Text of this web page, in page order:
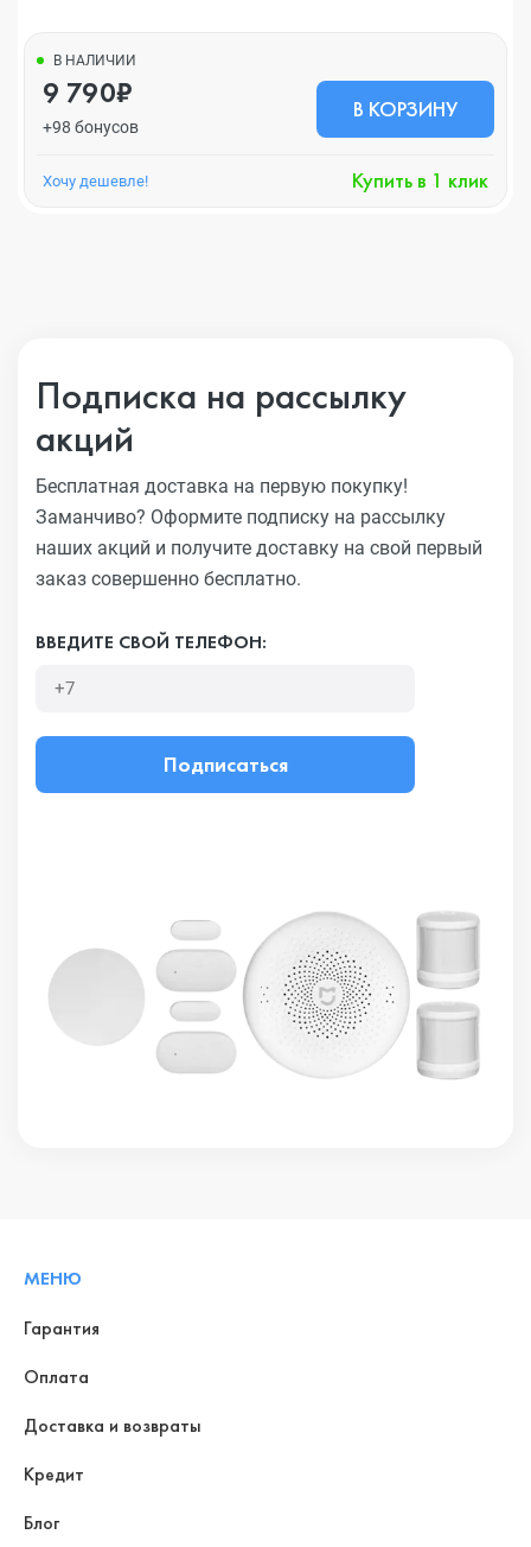
В НАЛИЧИИ
9 790₽
+98 бонусов
В КОРЗИНУ
Хочу дешевле! Купить в 1 клик
Подписка на рассылку
акций
Бесплатная доставка на первую покупку!
Заманчиво? Оформите подписку на рассылку
наших акций и получите доставку на свой первый
заказ совершенно бесплатно.
ВВЕДИТЕ СВОЙ ТЕЛЕФОН:
Подписаться
МЕНЮ
Гарантия
Оплата
Доставка и возвраты
Кредит
Блог